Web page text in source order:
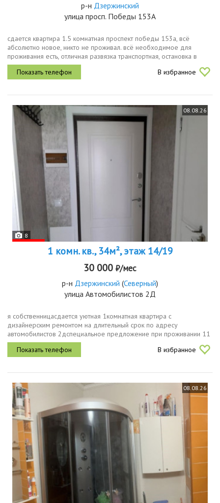
р-н Дзержинский
улица просп. Победы 153А
сдается квартира 1.5 комнатная проспект победы 153а, всё
абсолютно новое, никто не проживал. всё необходимое для
проживания есть, отличная развязка транспортная, остановка в
двух минутах ходьбы, рядом магнит, пятерочка,кб, вб, азс, аптека и
всё...
В избранное
08.08.26
8
1 комн. кв., 34м², этаж 14/19
30 000 ₽/мес
р-н Дзержинский (Северный)
улица Автомобилистов 2Д
я собственницасдается уютная 1комнатная квартира с
дизайнерским ремонтом на длительный срок по адресу
автомобилистов 2дспециальное предложение при проживании 11
месяцев 12й месяц бесплатно. фактически вы получаете месяц
проживания в подарок при...
В избранное
08.08.26